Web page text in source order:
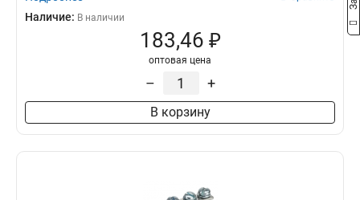
Наличие: В наличии
183,46 ₽
оптовая цена
– +
В корзину